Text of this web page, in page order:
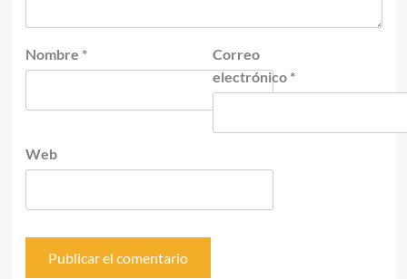
Nombre *
Correo
electrónico *
Web